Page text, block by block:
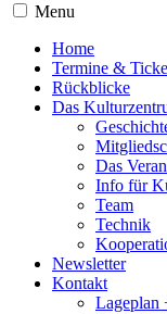
Menu
Home
Termine &
Rückblicke
Das
Das
Info für
Team
Technik
Newsletter
Kontakt
Lageplan